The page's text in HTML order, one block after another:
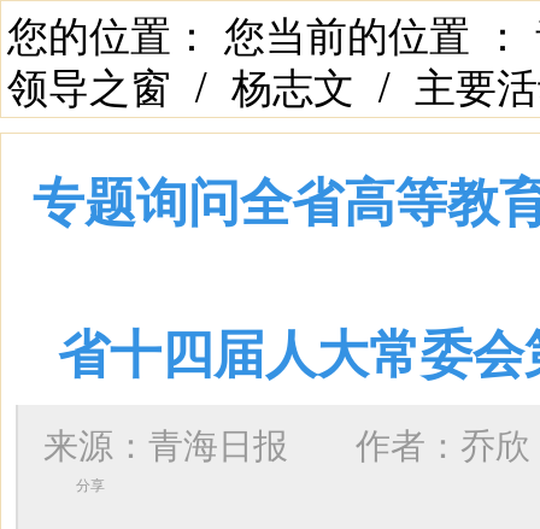
您的位置： 您当前的位置 ：
领导之窗 / 杨志文 / 主要
专题询问全省高等教
省十四届人大常委
来源：青海日报 作者： 乔欣
分享